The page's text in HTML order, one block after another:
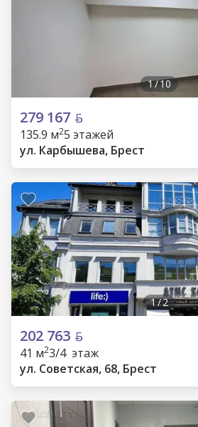
1/10
279 167
135.9 м25 этажей
ул. Карбышева, Брест
1/2
202 763
41 м23/4 этаж
ул. Советская, 68, Брест